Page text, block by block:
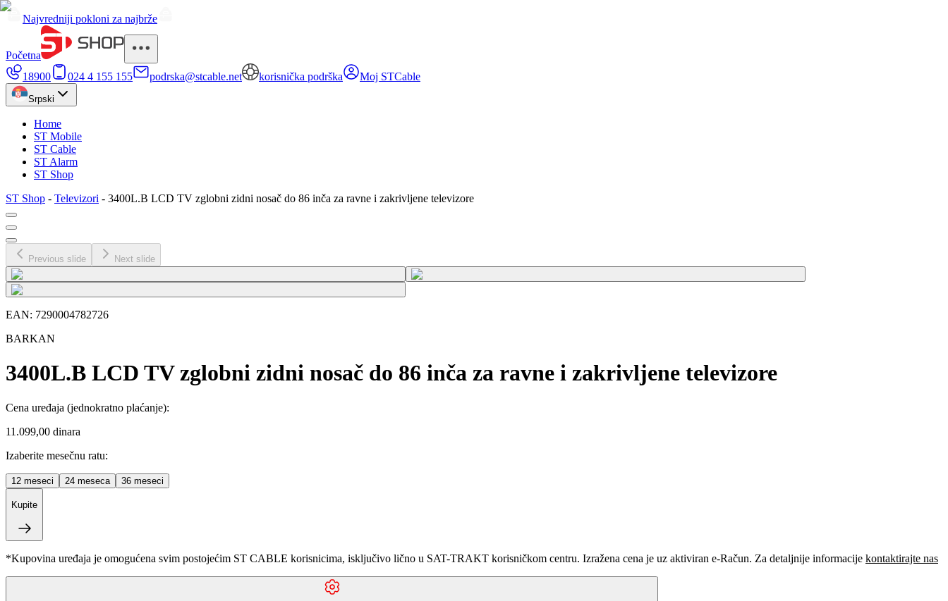
Najvredniji pokloni za najbrže
Početna
18900
024 4 155 155 podrska@stcable.net korisnička podrška Moj STCable
Srpski
Home
ST Mobile
ST Cable
ST Alarm
ST Shop
ST Shop - Televizori - 3400L.B LCD TV zglobni zidni nosač do 86 inča za ravne i zakrivljene televizore
Previous slide Next slide
EAN: 7290004782726
BARKAN
3400L.B LCD TV zglobni zidni nosač do 86 inča za ravne i zakrivljene televizore
Cena uređaja (jednokratno plaćanje):
11.099,00 dinara
Izaberite mesečnu ratu:
12 meseci 24 meseca 36 meseci
Kupite
*Kupovina uređaja je omogućena svim postojećim ST CABLE korisnicima, isključivo lično u SAT-TRAKT korisničkom centru. Izražena cena je uz aktiviran e-Račun. Za detaljnije informacije kontaktirajte nas